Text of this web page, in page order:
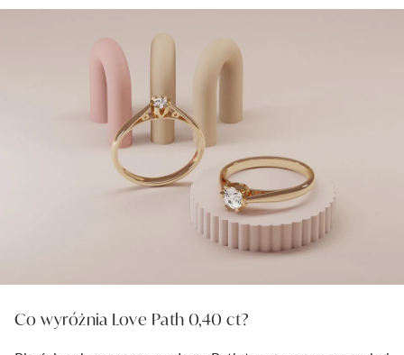
Co wyróżnia Love Path 0,40 ct?